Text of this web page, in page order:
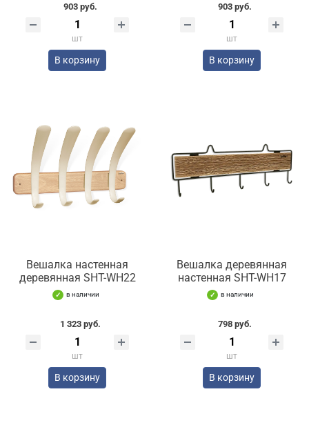
903 руб.
шт
В корзину
903 руб.
шт
В корзину
Вешалка настенная
деревянная SHT-WH22
в наличии
1 323 руб.
шт
В корзину
Вешалка деревянная
настенная SHT-WH17
в наличии
798 руб.
шт
В корзину